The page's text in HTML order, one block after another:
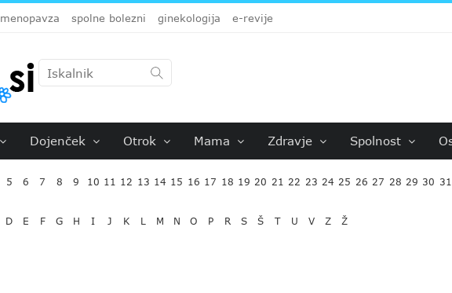
menopavza spolne bolezni ginekologija e-revije
Dojenček Otrok Mama Zdravje Spolnost
5 6 7 8 9 10 11 12 13 14 15 16 17 18 19 20 21 22 23 24 25 26 27 28 29 30 31
D E F G H I J K L M N O P R S Š T U V Z Ž